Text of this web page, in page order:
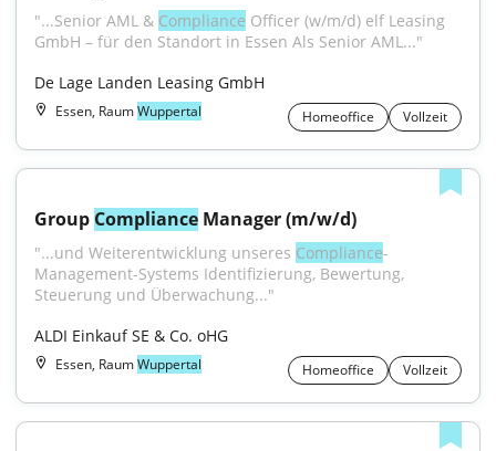
"...Senior AML & Compliance Officer (w/m/d) elf Leasing
GmbH – für den Standort in Essen Als Senior AML..."
De Lage Landen Leasing GmbH
Essen, RaumWuppertal Homeoffice Vollzeit
Group Compliance Manager (m/w/d)
"...und Weiterentwicklung unseres Compliance-
Management-Systems Identifizierung, Bewertung,
Steuerung und Überwachung..."
ALDI Einkauf SE & Co. oHG
Essen, RaumWuppertal Homeoffice Vollzeit